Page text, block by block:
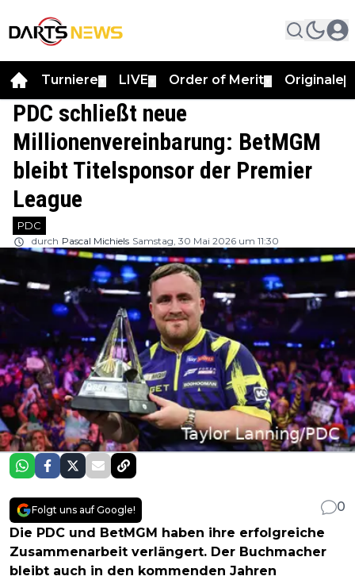
Turniere LIVE Order of Merit Originale
PDC schließt neue
Millionenvereinbarung: BetMGM
bleibt Titelsponsor der Premier
League
PDC
durch Pascal Michiels Samstag, 30 Mai 2026 um 11:30
Folgt uns auf Google!
0
Die PDC und BetMGM haben ihre erfolgreiche
Zusammenarbeit verlängert. Der Buchmacher
bleibt auch in den kommenden Jahren